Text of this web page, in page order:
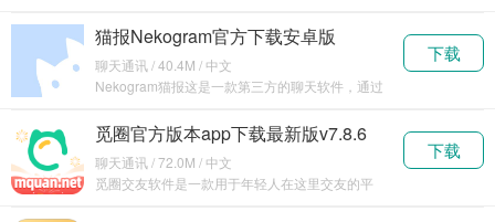
猫报Nekogram官方下载安卓版
v11.5.3
聊天通讯 / 40.4M / 中文
Nekogram猫报这是一款第三方的聊天软件，通过
下载
觅圈官方版本app下载最新版v7.8.6
聊天通讯 / 72.0M / 中文
觅圈交友软件是一款用于年轻人在这里交友的平
下载